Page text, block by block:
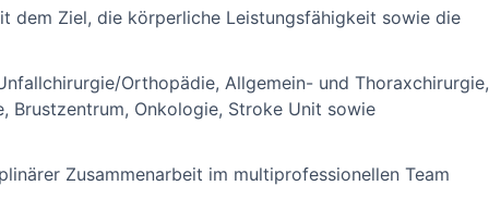
dem Ziel, die körperliche Leistungsfähigkeit sowie die
Orthopädie, Allgemein- und Thoraxchirurgie,
Brustzentrum, Onkologie, Stroke Unit sowie
Zusammenarbeit im multiprofessionellen Team